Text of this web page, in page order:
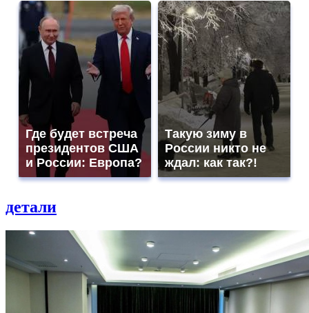
Где будет встреча
президентов США
и России: Европа?
Такую зиму в
России никто не
ждал: как так?!
детали